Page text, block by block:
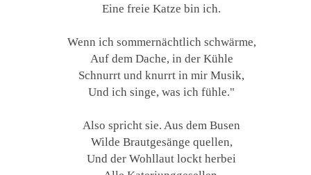
Eine freie Katze bin ich.
Wenn ich sommernächtlich schwärme,
Auf dem Dache, in der Kühle
Schnurrt und knurrt in mir Musik,
Und ich singe, was ich fühle."
Also spricht sie. Aus dem Busen
Wilde Brautgesänge quellen,
Und der Wohllaut lockt herbei